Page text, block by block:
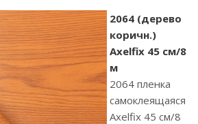
2064 (дерево
коричн.)
Axelfix 45 см/8
м
2064 пленка
самоклеящаяся
Axelfix 45 см/8